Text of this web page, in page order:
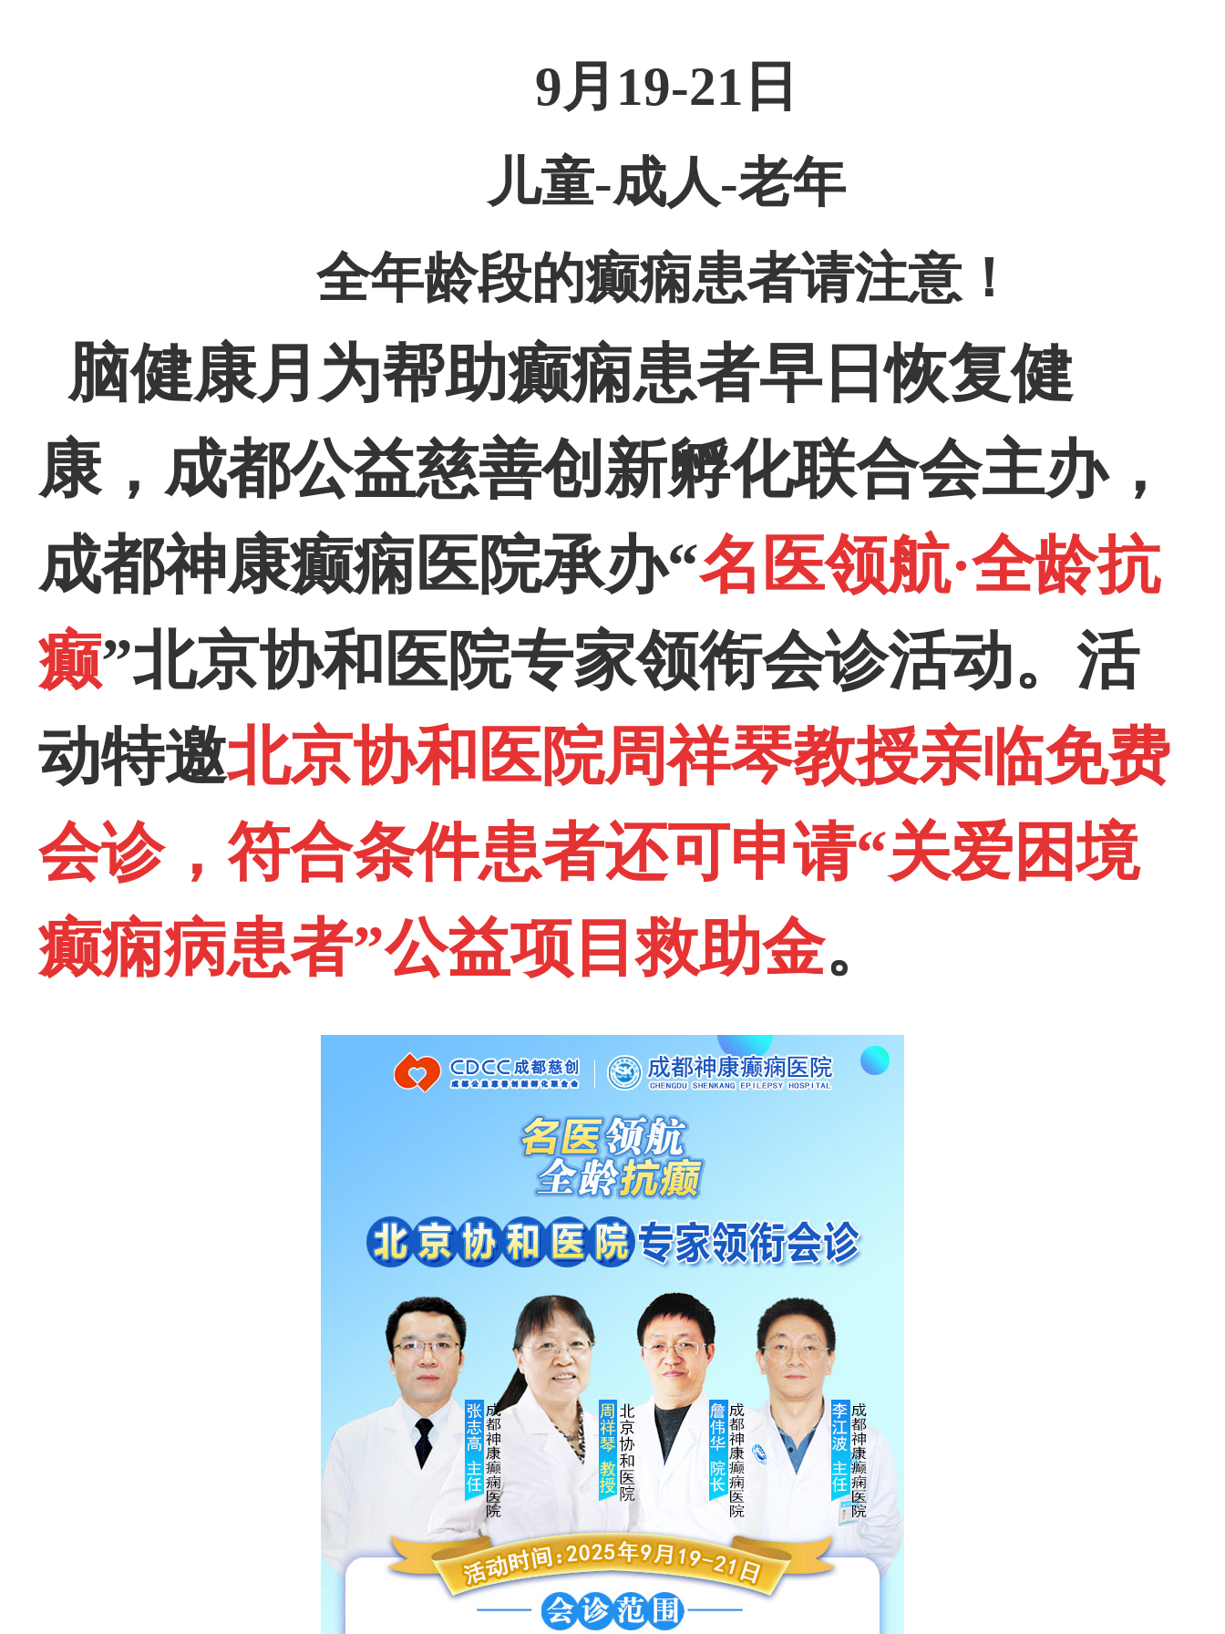
9月 19-21 日
儿童-成人-老年
全年龄段的癫痫患者请注意！
脑健康月为帮助癫痫患者早日恢复健
康， 成都公益慈善创新孵化联合会主办，
成都神康癫痫医院承办“名医领航·全龄抗
癫”北京协和医院专家领衔会诊活动。 活
动特邀北京协和医院周祥琴教授亲临免费
会诊，符合条件患者还可申请“关爱困境
癫痫病患者”公益项目救助金。